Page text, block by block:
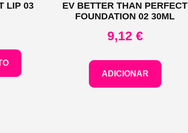
LIP 03
EV BETTER THAN PERFECT
FOUNDATION 02 30ML
9,12 €
ADICIONAR